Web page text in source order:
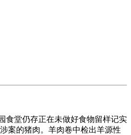
堂仍存正在未做好食物留样记实
案的猪肉。羊肉卷中检出羊源性